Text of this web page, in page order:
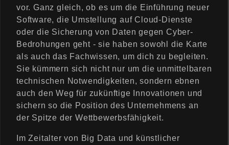
vor. Ganz gleich, ob es um die Einführung neuer
Software, die Umstellung auf Cloud-Dienste
oder die Sicherung von Daten gegen Cyber-
Bedrohungen geht - sie haben sowohl die Karte
als auch das Fachwissen, um dich zu begleiten.
Sie kümmern sich nicht nur um die unmittelbaren
technischen Notwendigkeiten, sondern ebnen
auch den Weg für zukünftige Innovationen und
sichern so die Position des Unternehmens an
der Spitze der Wettbewerbsfähigkeit.
Im Zeitalter von Big Data und künstlicher